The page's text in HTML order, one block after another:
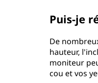
Puis-je
De
hauteur,
moniteur
cou et vos